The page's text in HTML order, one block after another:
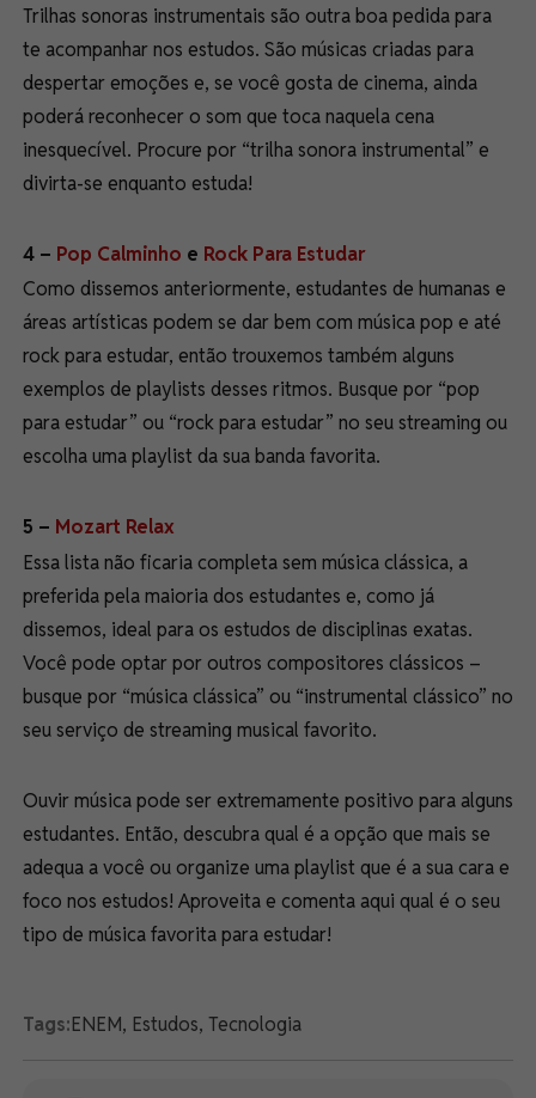
Trilhas sonoras instrumentais são outra boa pedida para
te acompanhar nos estudos. São músicas criadas para
despertar emoções e, se você gosta de cinema, ainda
poderá reconhecer o som que toca naquela cena
inesquecível. Procure por “trilha sonora instrumental” e
divirta-se enquanto estuda!
4 – Pop Calminho e Rock Para Estudar
Como dissemos anteriormente, estudantes de humanas e
áreas artísticas podem se dar bem com música pop e até
rock para estudar, então trouxemos também alguns
exemplos de playlists desses ritmos. Busque por “pop
para estudar” ou “rock para estudar” no seu streaming ou
escolha uma playlist da sua banda favorita.
5 – Mozart Relax
Essa lista não ficaria completa sem música clássica, a
preferida pela maioria dos estudantes e, como já
dissemos, ideal para os estudos de disciplinas exatas.
Você pode optar por outros compositores clássicos –
busque por “música clássica” ou “instrumental clássico” no
seu serviço de streaming musical favorito.
Ouvir música pode ser extremamente positivo para alguns
estudantes. Então, descubra qual é a opção que mais se
adequa a você ou organize uma playlist que é a sua cara e
foco nos estudos! Aproveita e comenta aqui qual é o seu
tipo de música favorita para estudar!
Tags:ENEM, Estudos, Tecnologia